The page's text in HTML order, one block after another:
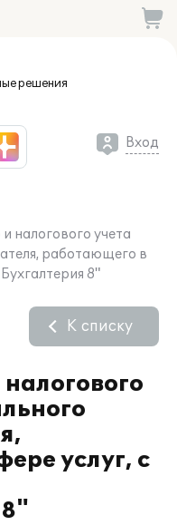
решения
Вход
налогового учета
работающего в
8"
услуг, с
К списку